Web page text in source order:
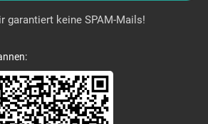
garantiert keine SPAM-Mails!